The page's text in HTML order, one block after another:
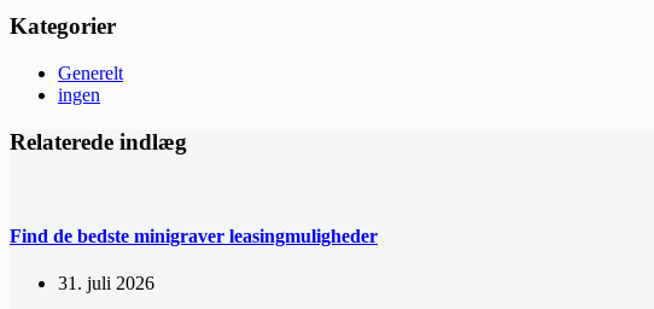
Kategorier
Generelt
ingen
Relaterede indlæg
Find de bedste minigraver leasingmuligheder
31. juli 2026